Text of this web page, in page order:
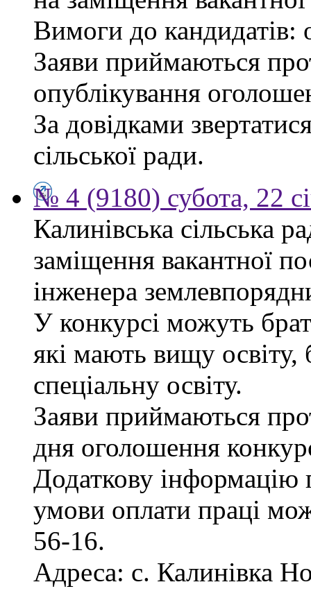
Вимоги до кандидатів:
Заяви приймаються
опублікування
За довідками
сільської ради.
№ 4 (9180) субота, 22
Калинівська сільська
заміщення вакантної
інженера
У конкурсі можуть
які мають вищу освіту,
спеціальну освіту.
Заяви приймаються
дня оголошення
Додаткову інформацію
умови оплати праці
56-16.
Адреса: с. Калинівка